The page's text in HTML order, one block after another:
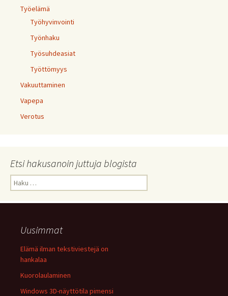
Työelämä
Työhyvinvointi
Työnhaku
Työsuhdeasiat
Työttömyys
Vakuuttaminen
Vapepa
Verotus
Etsi hakusanoin juttuja blogista
Haku:
Uusimmat
Elämä ilman tekstiviestejä on
hankalaa
Kuorolaulaminen
Windows 3D-näyttötila pimensi